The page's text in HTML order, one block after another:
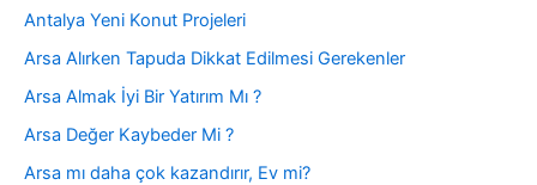
Antalya Yeni Konut Projeleri
Arsa Alırken Tapuda Dikkat Edilmesi Gerekenler
Arsa Almak İyi Bir Yatırım Mı ?
Arsa Değer Kaybeder Mi ?
Arsa mı daha çok kazandırır, Ev mi?